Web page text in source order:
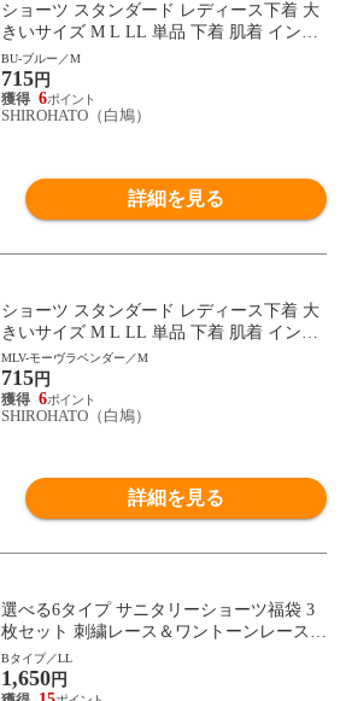
ショーツ スタンダード レディース下着 大
きいサイズ M L LL 単品 下着 肌着 インナ
ー レディース
BU-ブルー／M
715円
6
SHIROHATO（白鳩）
詳細を見る
ショーツ スタンダード レディース下着 大
きいサイズ M L LL 単品 下着 肌着 インナ
ー レディース
MLV-モーヴラベンダー／M
715円
6
SHIROHATO（白鳩）
詳細を見る
選べる6タイプ サニタリーショーツ福袋 3
枚セット 刺繍レース＆ワントーンレース
レディース 生理用ショーツ 普通の日用 軽
い日用 M L LL
Bタイプ／LL
1,650円